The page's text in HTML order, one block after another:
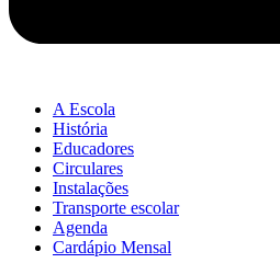
A Escola
História
Educadores
Circulares
Instalações
Transporte escolar
Agenda
Cardápio Mensal